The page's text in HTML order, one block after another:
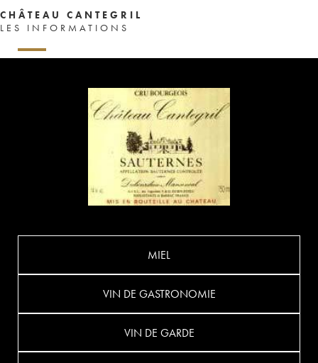
CHÂTEAU CANTEGRIL
LES INFORMATIONS
MIEL
VIN DE GASTRONOMIE
VIN DE GARDE